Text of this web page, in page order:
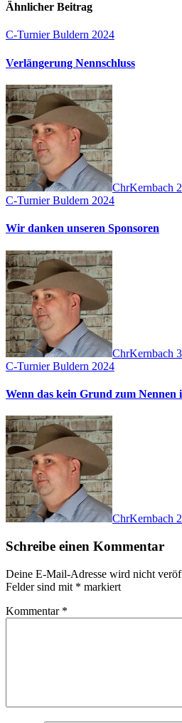
Ähnlicher Beitrag
C-Turnier Buldern 2024
Verlängerung Nennschluss
ChrKernbach
C-Turnier Buldern 2024
Wir danken unseren Sponsoren
ChrKernbach
C-Turnier Buldern 2024
Wenn das kein Grund zum Nennen
ChrKernbach
Schreibe einen Kommentar
Deine E-Mail-Adresse wird nicht
Felder sind mit * markiert
Kommentar *